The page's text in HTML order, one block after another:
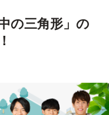
の三角形」の